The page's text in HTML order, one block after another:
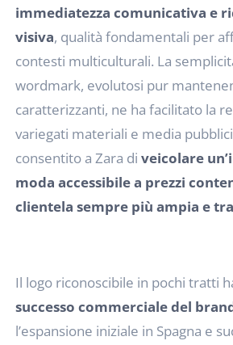
immediatezza comunicativa e
visiva, qualità fondamentali per
contesti multiculturali. La
wordmark, evolutosi pur
caratterizzanti, ne ha facilitato la
variegati materiali e media
consentito a Zara diveicolare
moda accessibile a prezzi
clientela sempre più ampia e
Il logo riconoscibile in pochi tratti
successo commerciale del
l’espansione iniziale in Spagna e